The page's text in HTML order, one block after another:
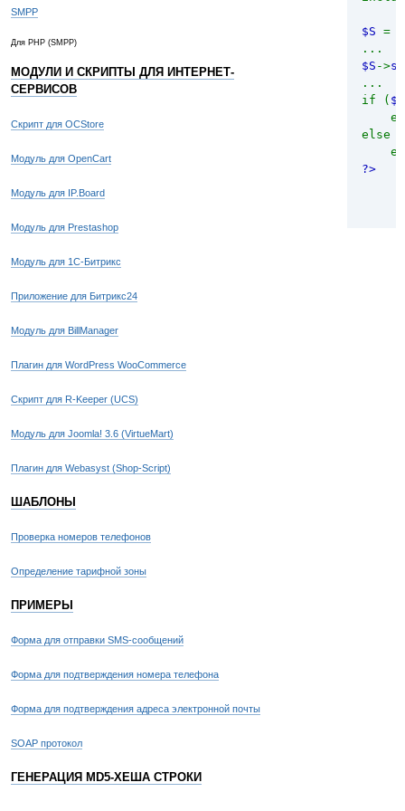
SMPP
Для PHP (SMPP)
МОДУЛИ И СКРИПТЫ ДЛЯ ИНТЕРНЕТ-
СЕРВИСОВ
Скрипт для OCStore
Модуль для OpenCart
Модуль для IP.Board
Модуль для Prestashop
Модуль для 1С-Битрикс
Приложение для Битрикс24
Модуль для BillManager
Плагин для WordPress WooCommerce
Скрипт для R-Keeper (UCS)
Модуль для Joomla! 3.6 (VirtueMart)
Плагин для Webasyst (Shop-Script)
ШАБЛОНЫ
Проверка номеров телефонов
Определение тарифной зоны
ПРИМЕРЫ
Форма для отправки SMS-сообщений
Форма для подтверждения номера телефона
Форма для подтверждения адреса электронной почты
SOAP протокол
ГЕНЕРАЦИЯ MD5-ХЕША СТРОКИ
if
if
}
{
$S =
...
$S ->
...
if ( $S
else
?>